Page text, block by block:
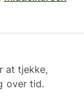
at tjekke,
over tid.